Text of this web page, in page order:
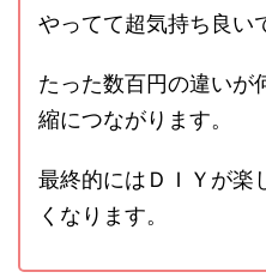
やってて超気持ち良い
たった数百円の違いが
縮につながります。
最終的にはＤＩＹが楽
くなります。